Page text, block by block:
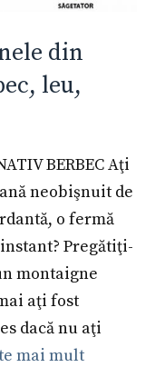
din
leu,
BERBEC Aţi
neobişnuit de
o fermă
Pregătiţi-
montaigne
aţi fost
dacă nu aţi
mai mult